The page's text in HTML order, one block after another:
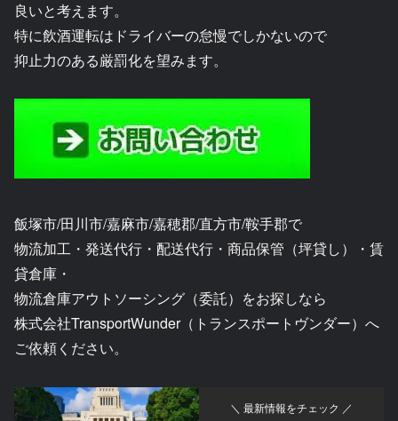
良いと考えます。
特に飲酒運転はドライバーの怠慢でしかないので
抑止力のある厳罰化を望みます。
飯塚市/田川市/嘉麻市/嘉穂郡/直方市/鞍手郡で
物流加工・発送代行・配送代行・商品保管（坪貸し）・賃
貸倉庫・
物流倉庫アウトソーシング（委託）をお探しなら
株式会社TransportWunder（トランスポートヴンダー）へ
ご依頼ください。
＼ 最新情報をチェック ／